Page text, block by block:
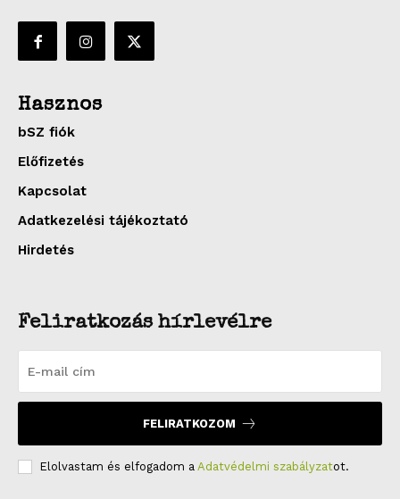
Hasznos
bSZ fiók
Előfizetés
Kapcsolat
Adatkezelési tájékoztató
Hirdetés
Feliratkozás hírlevélre
FELIRATKOZOM
Elolvastam és elfogadom a Adatvédelmi szabályzatot.